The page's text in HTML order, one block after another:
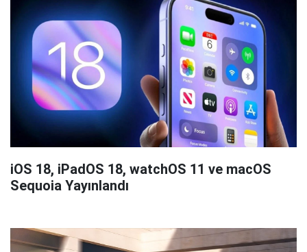
iOS 18, iPadOS 18, watchOS 11 ve macOS
Sequoia Yayınlandı